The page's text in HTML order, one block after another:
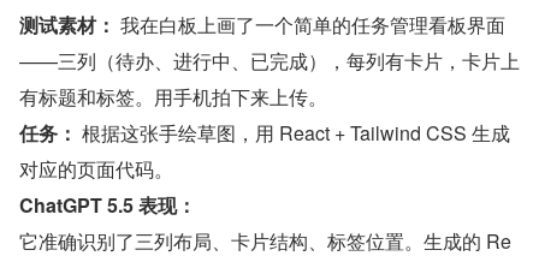
测试素材： 我在白板上画了一个简单的任务管理看板界面
——三列（待办、进行中、已完成），每列有卡片，卡片上
有标题和标签。用手机拍下来上传。
任务： 根据这张手绘草图，用 React + Tailwind CSS 生成
对应的页面代码。
ChatGPT 5.5 表现：
它准确识别了三列布局、卡片结构、标签位置。生成的 Re